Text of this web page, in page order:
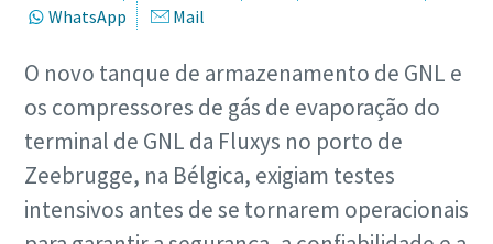
WhatsApp
Mail
O novo tanque de armazenamento de GNL e
os compressores de gás de evaporação do
terminal de GNL da Fluxys no porto de
Zeebrugge, na Bélgica, exigiam testes
intensivos antes de se tornarem operacionais